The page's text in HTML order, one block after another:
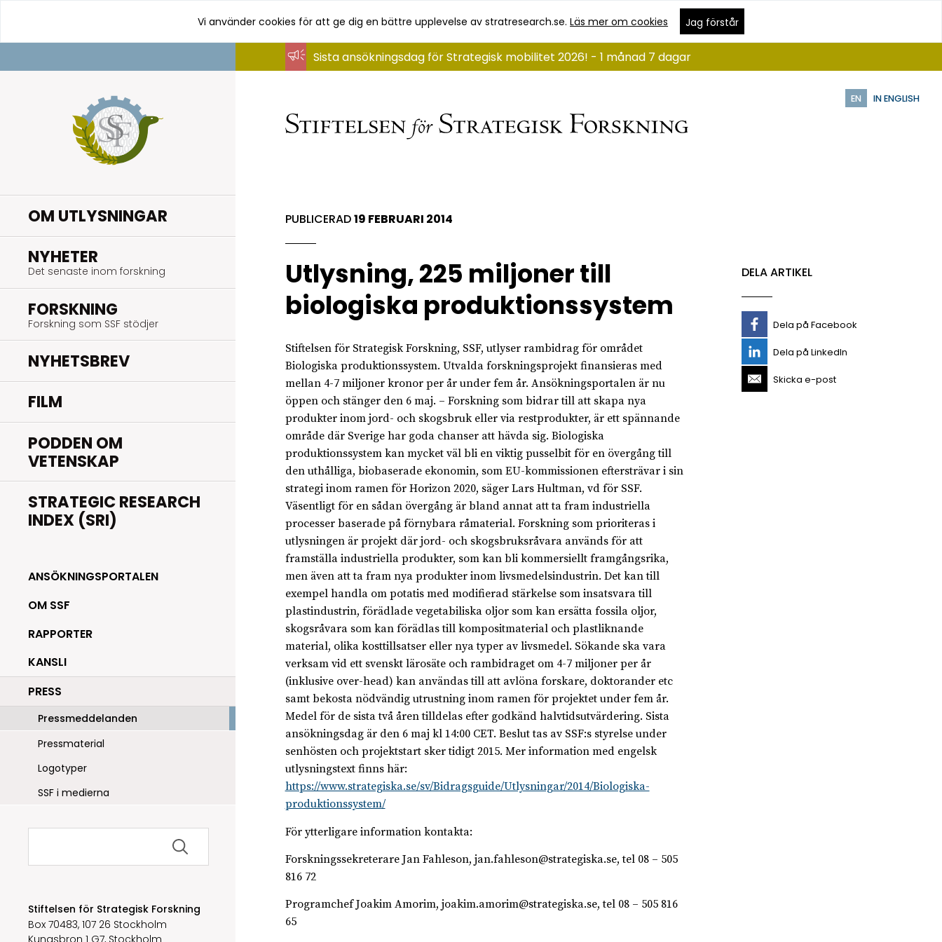
innehåll
Vi använder cookies för att ge dig en bättre upplevelse av stratresearch.se.Läs mer om cookies Jag förstår
EN IN ENGLISH
OM UTLYSNINGAR
NYHETER
Det senaste inom forskning
FORSKNING
Forskning som SSF stödjer
NYHETSBREV
FILM
PODDEN OM
VETENSKAP
STRATEGIC RESEARCH
INDEX (SRI)
ANSÖKNINGSPORTALEN
OM SSF
RAPPORTER
KANSLI
PRESS
Pressmeddelanden
Pressmaterial
Logotyper
SSF i medierna
Sök
Stiftelsen för Strategisk Forskning
Box 70483, 107 26 Stockholm
Sista ansökningsdag för Strategisk mobilitet 2026! - 1 månad 7 dagar
PUBLICERAD19 FEBRUARI 2014
Utlysning, 225 miljoner till
biologiska produktionssystem
Stiftelsen för Strategisk Forskning, SSF, utlyser rambidrag för området
Biologiska produktionssystem. Utvalda forskningsprojekt finansieras med
mellan 4-7 miljoner kronor per år under fem år. Ansökningsportalen är nu
öppen och stänger den 6 maj. – Forskning som bidrar till att skapa nya
produkter inom jord- och skogsbruk eller via restprodukter, är ett spännande
område där Sverige har goda chanser att hävda sig. Biologiska
produktionssystem kan mycket väl bli en viktig pusselbit för en övergång till
den uthålliga, biobaserade ekonomin, som EU-kommissionen eftersträvar i sin
strategi inom ramen för Horizon 2020, säger Lars Hultman, vd för SSF.
Väsentligt för en sådan övergång är bland annat att ta fram industriella
processer baserade på förnybara råmaterial. Forskning som prioriteras i
utlysningen är projekt där jord- och skogsbruksråvara används för att
framställa industriella produkter, som kan bli kommersiellt framgångsrika,
men även att ta fram nya produkter inom livsmedelsindustrin. Det kan till
exempel handla om potatis med modifierad stärkelse som insatsvara till
plastindustrin, förädlade vegetabiliska oljor som kan ersätta fossila oljor,
skogsråvara som kan förädlas till kompositmaterial och plastliknande
material, olika kosttillsatser eller nya typer av livsmedel. Sökande ska vara
verksam vid ett svenskt lärosäte och rambidraget om 4-7 miljoner per år
(inklusive over-head) kan användas till att avlöna forskare, doktorander etc
samt bekosta nödvändig utrustning inom ramen för projektet under fem år.
Medel för de sista två åren tilldelas efter godkänd halvtidsutvärdering. Sista
ansökningsdag är den 6 maj kl 14:00 CET. Beslut tas av SSF:s styrelse under
senhösten och projektstart sker tidigt 2015. Mer information med engelsk
utlysningstext finns här:
https://www.strategiska.se/sv/Bidragsguide/Utlysningar/2014/Biologiska-
produktionssystem/
För ytterligare information kontakta:
Forskningssekreterare Jan Fahleson, jan.fahleson@strategiska.se, tel 08 – 505
816 72
Programchef Joakim Amorim, joakim.amorim@strategiska.se, tel 08 – 505 816
65
DELA ARTIKEL
Dela på Facebook
Dela på LinkedIn
Skicka e-post